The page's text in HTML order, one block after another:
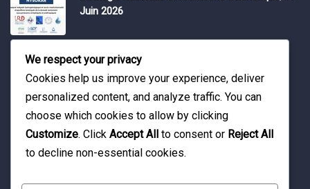
Juin 2026
Water Expo 2026, 5,6 et 7 Mai 2026
Workshop on “INTEGRATED GROUNDWATER
MODELLING, 13-16 April 2026.
We respect your privacy
Cookies help us improve your experience, deliver
personalized content, and analyze traffic. You can
choose which cookies to allow by clicking
Customize. Click Accept All to consent or Reject All
to decline non-essential cookies.